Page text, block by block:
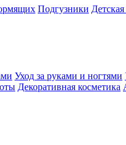
Подгузники
Уход за руками и ногтями
Декоративная косметика